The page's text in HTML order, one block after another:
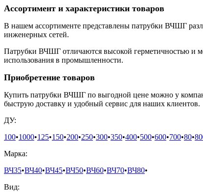
Ассортимент и характеристики товаров
В нашем ассортименте представлены патрубки ВЧШГ
инженерных сетей.
Патрубки ВЧШГ отличаются высокой герметичностью и
использования в промышленности.
Приобретение товаров
Купить патрубки ВЧШГ по выгодной цене можно у
быструю доставку и удобный сервис для наших клиентов.
ДУ:
100•1000•125•150•200•250•300•350•400•500•600•700•80•
Марка:
ВЧ35•ВЧ40•ВЧ45•ВЧ50•ВЧ60•ВЧ70•ВЧ80•
Вид: